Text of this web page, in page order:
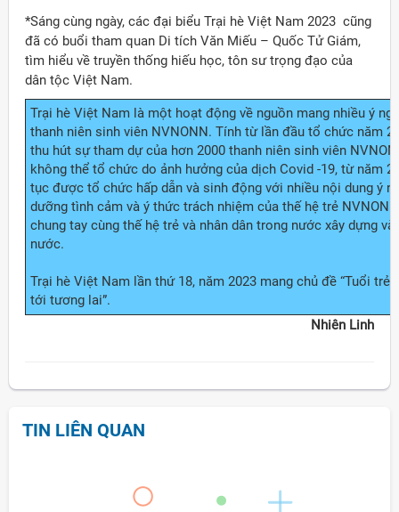
*Sáng cùng ngày, các đại biểu Trại hè Việt Nam 2023 cũng
đã có buổi tham quan Di tích Văn Miếu – Quốc Tử Giám,
tìm hiểu về truyền thống hiếu học, tôn sư trọng đạo của
dân tộc Việt Nam.
Trại hè Việt Nam là một hoạt động về nguồn mang nhiều ý
thanh niên sinh viên NVNONN. Tính từ lần đầu tổ chức năm
thu hút sự tham dự của hơn 2000 thanh niên sinh viên
không thể tổ chức do ảnh hưởng của dịch Covid -19, từ năm
tục được tổ chức hấp dẫn và sinh động với nhiều nội dung ý
dưỡng tình cảm và ý thức trách nhiệm của thế hệ trẻ
chung tay cùng thế hệ trẻ và nhân dân trong nước xây dựng
nước.
Trại hè Việt Nam lần thứ 18, năm 2023 mang chủ đề “Tuổi trẻ
tới tương lai”.
Nhiên Linh
TIN LIÊN QUAN